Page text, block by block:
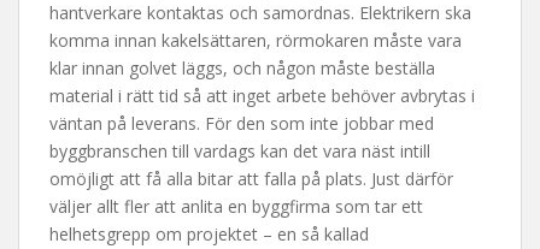
hantverkare kontaktas och samordnas. Elektrikern ska
komma innan kakelsättaren, rörmokaren måste vara
klar innan golvet läggs, och någon måste beställa
material i rätt tid så att inget arbete behöver avbrytas i
väntan på leverans. För den som inte jobbar med
byggbranschen till vardags kan det vara näst intill
omöjligt att få alla bitar att falla på plats. Just därför
väljer allt fler att anlita en byggfirma som tar ett
helhetsgrepp om projektet – en så kallad